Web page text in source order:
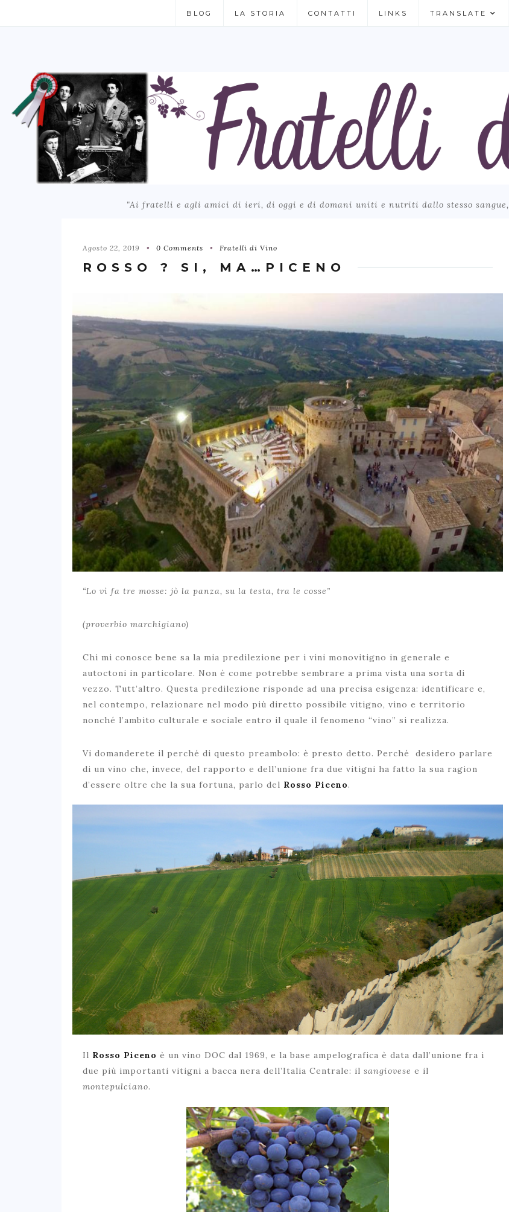
BLOG LA STORIA CONTATTI LINKS TRANSLATE
"Ai fratelli e agli amici di ieri, di oggi e di domani uniti e nutriti dallo stesso
Agosto 22, 2019 0 Comments Fratelli di Vino
ROSSO ? SI, MA…PICENO
“Lo vì fa tre mosse: jò la panza, su la testa, tra le cosse”
(proverbio marchigiano)
Chi mi conosce bene sa la mia predilezione per i vini monovitigno in generale e
autoctoni in particolare. Non è come potrebbe sembrare a prima vista una sorta di
vezzo. Tutt’altro. Questa predilezione risponde ad una precisa esigenza: identificare e,
nel contempo, relazionare nel modo più diretto possibile vitigno, vino e territorio
nonché l’ambito culturale e sociale entro il quale il fenomeno “vino” si realizza.
Vi domanderete il perché di questo preambolo: è presto detto. Perché desidero parlare
di un vino che, invece, del rapporto e dell’unione fra due vitigni ha fatto la sua ragion
d’essere oltre che la sua fortuna, parlo del Rosso Piceno.
Il Rosso Piceno è un vino DOC dal 1969, e la base ampelografica è data dall’unione fra i
due più importanti vitigni a bacca nera dell’Italia Centrale: il sangiovese e il
montepulciano.